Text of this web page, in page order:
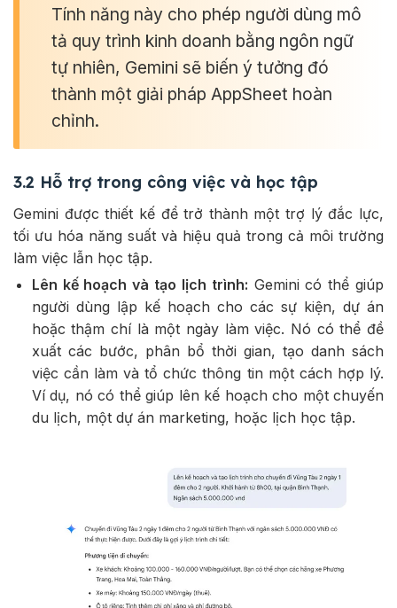
Tính năng này cho phép người dùng mô
tả quy trình kinh doanh bằng ngôn ngữ
tự nhiên, Gemini sẽ biến ý tưởng đó
thành một giải pháp AppSheet hoàn
chỉnh.
3.2 Hỗ trợ trong công việc và học tập
Gemini được thiết kế để trở thành một trợ lý đắc lực,
tối ưu hóa năng suất và hiệu quả trong cả môi trường
làm việc lẫn học tập.
Lên kế hoạch và tạo lịch trình: Gemini có thể giúp
người dùng lập kế hoạch cho các sự kiện, dự án
hoặc thậm chí là một ngày làm việc. Nó có thể đề
xuất các bước, phân bổ thời gian, tạo danh sách
việc cần làm và tổ chức thông tin một cách hợp lý.
Ví dụ, nó có thể giúp lên kế hoạch cho một chuyến
du lịch, một dự án marketing, hoặc lịch học tập.